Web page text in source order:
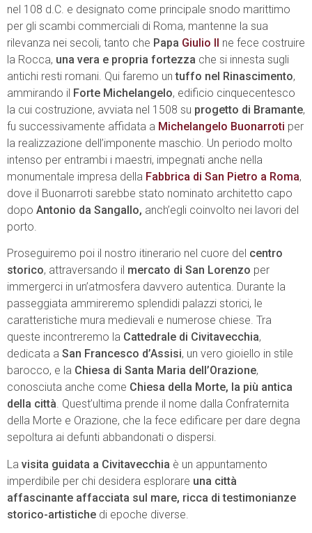
nel 108 d.C. e designato come principale snodo marittimo
per gli scambi commerciali di Roma, mantenne la sua
rilevanza nei secoli, tanto che Papa Giulio II ne fece costruire
la Rocca, una vera e propria fortezza che si innesta sugli
antichi resti romani. Qui faremo un tuffo nel Rinascimento,
ammirando il Forte Michelangelo, edificio cinquecentesco
la cui costruzione, avviata nel 1508 su progetto di Bramante,
fu successivamente affidata a Michelangelo Buonarroti per
la realizzazione dell’imponente maschio. Un periodo molto
intenso per entrambi i maestri, impegnati anche nella
monumentale impresa della Fabbrica di San Pietro a Roma,
dove il Buonarroti sarebbe stato nominato architetto capo
dopo Antonio da Sangallo, anch’egli coinvolto nei lavori del
porto.
Proseguiremo poi il nostro itinerario nel cuore del centro
storico, attraversando il mercato di San Lorenzo per
immergerci in un’atmosfera davvero autentica. Durante la
passeggiata ammireremo splendidi palazzi storici, le
caratteristiche mura medievali e numerose chiese. Tra
queste incontreremo la Cattedrale di Civitavecchia,
dedicata a San Francesco d’Assisi, un vero gioiello in stile
barocco, e la Chiesa di Santa Maria dell’Orazione,
conosciuta anche come Chiesa della Morte, la più antica
della città. Quest’ultima prende il nome dalla Confraternita
della Morte e Orazione, che la fece edificare per dare degna
sepoltura ai defunti abbandonati o dispersi.
La visita guidata a Civitavecchia è un appuntamento
imperdibile per chi desidera esplorare una città
affascinante affacciata sul mare, ricca di testimonianze
storico-artistiche di epoche diverse.